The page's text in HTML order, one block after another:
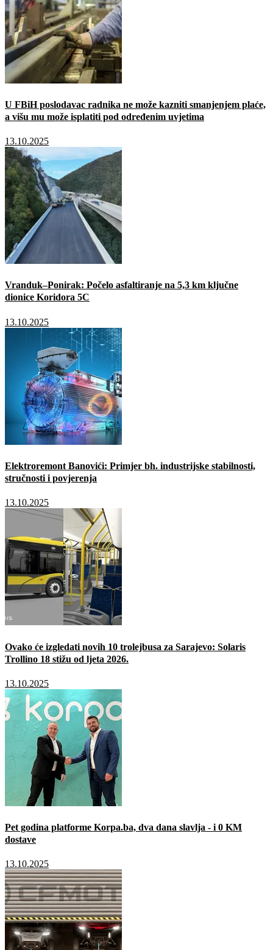
U FBiH poslodavac radnika ne može kazniti smanjenjem plaće,
a višu mu može isplatiti pod određenim uvjetima
13.10.2025
Vranduk–Ponirak: Počelo asfaltiranje na 5,3 km ključne
dionice Koridora 5C
13.10.2025
Elektroremont Banovići: Primjer bh. industrijske stabilnosti,
stručnosti i povjerenja
13.10.2025
Ovako će izgledati novih 10 trolejbusa za Sarajevo: Solaris
Trollino 18 stižu od ljeta 2026.
13.10.2025
Pet godina platforme Korpa.ba, dva dana slavlja - i 0 KM
dostave
13.10.2025